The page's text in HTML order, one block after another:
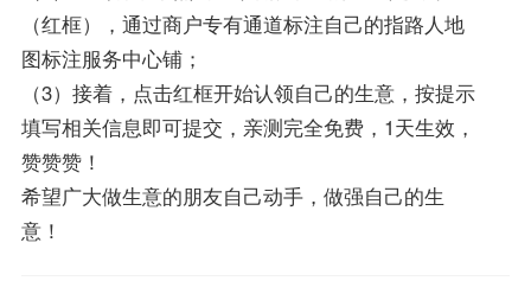
（红框），通过商户专有通道标注自己的指路人地
图标注服务中心铺；
（3）接着，点击红框开始认领自己的生意，按提示
填写相关信息即可提交，亲测完全免费，1天生效，
赞赞赞！
希望广大做生意的朋友自己动手，做强自己的生
意！